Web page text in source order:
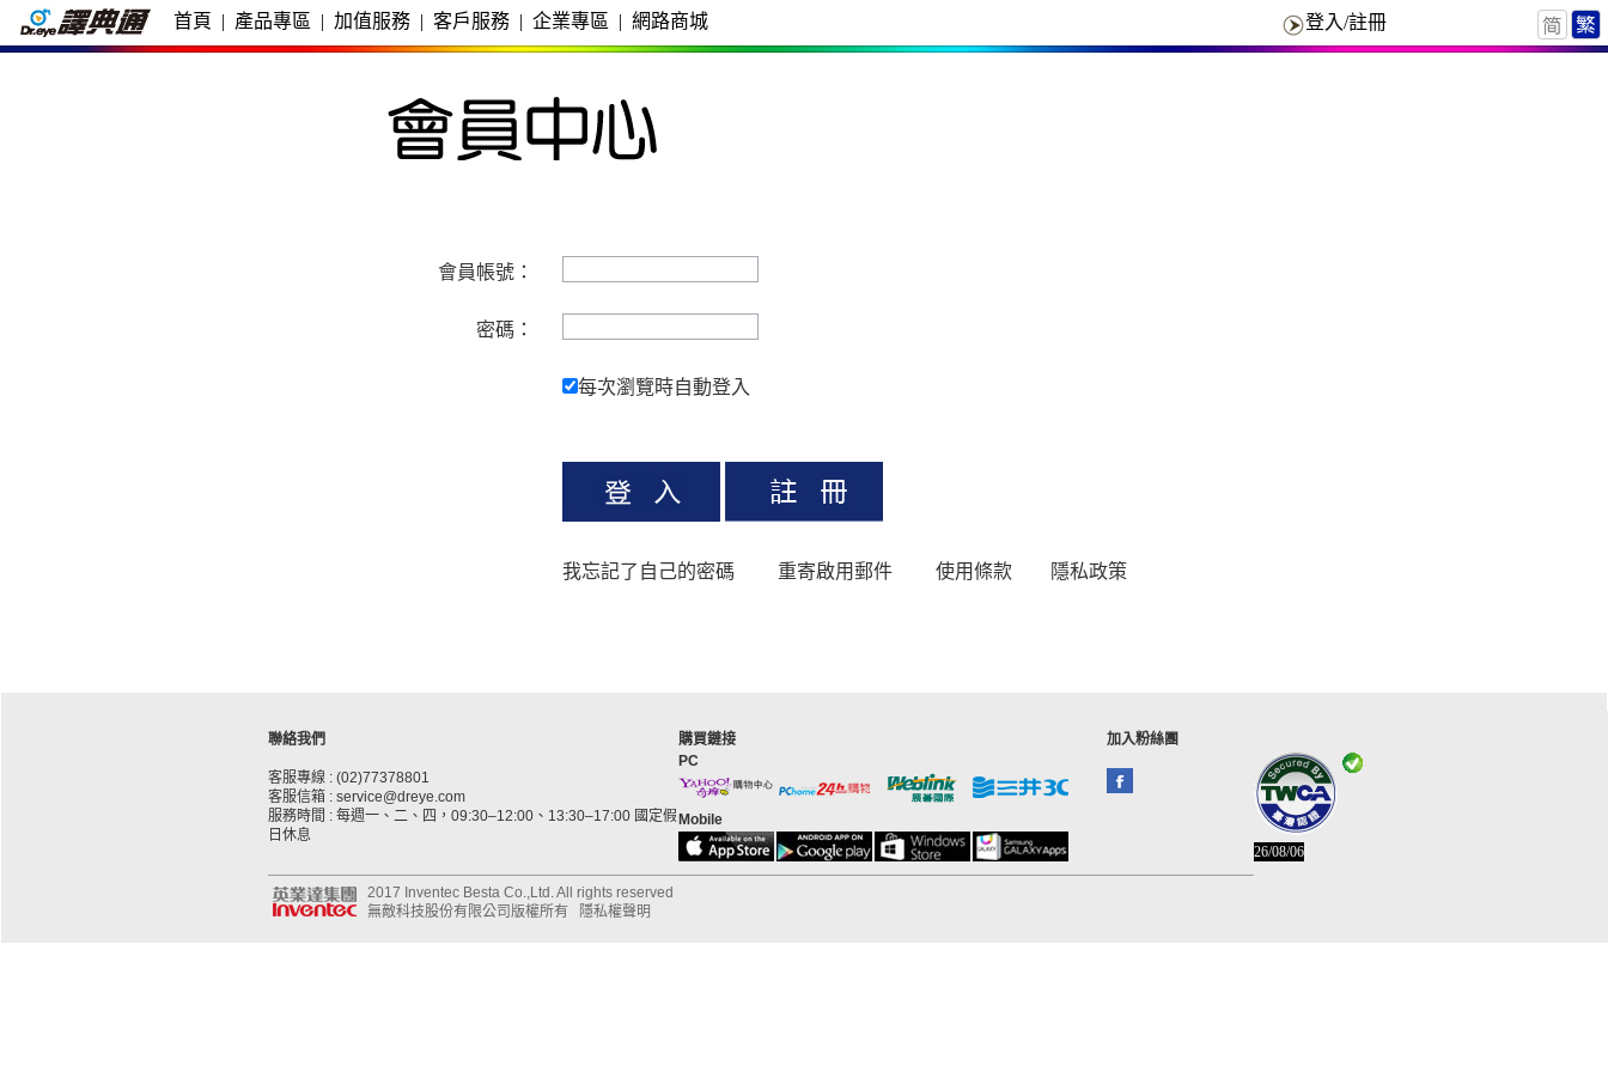
首頁 | 產品專區 | 加值服務 | 客戶服務 | 企業專區 | 網路商城 登入/註冊
會員帳號：
密碼：
每次瀏覽時自動登入
我忘記了自己的密碼 重寄啟用郵件 使用條款 隱私政策
聯絡我們
客服專線 : (02)77378801
客服信箱 : service@dreye.com
服務時間 : 每週一、二、四，09:30–12:00、13:30–17:00 國定假
日休息
購買鏈接
PC
Mobile
加入粉絲團
26/08/06
2017 Inventec Besta Co.,Ltd. All rights reserved
無敵科技股份有限公司版權所有
隱私權聲明